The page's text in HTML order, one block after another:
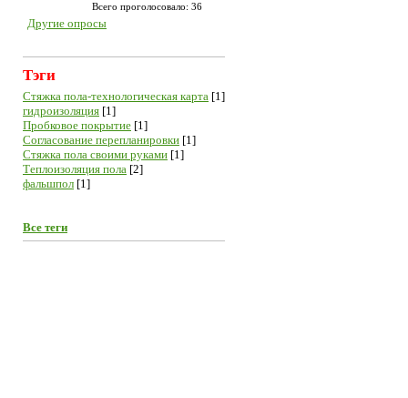
Всего проголосовало: 36
Другие опросы
Тэги
Cтяжка пола-технологическая карта [1]
гидроизоляция [1]
Пробковое покрытие [1]
Согласование перепланировки [1]
Стяжка пола своими руками [1]
Теплоизоляция пола [2]
фальшпол [1]
Все теги